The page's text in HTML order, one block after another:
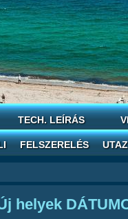
TECH. LEÍRÁS
FELSZERELÉS
helyek